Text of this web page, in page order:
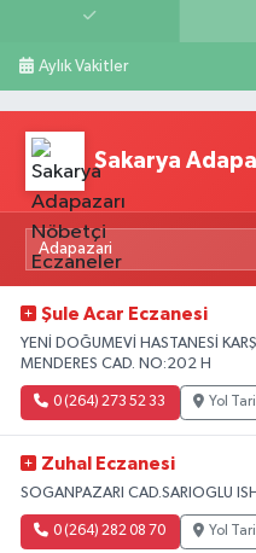
Aylık Vakitler
Sakarya
Şule Acar Eczanesi
YENİ DOĞUMEVİ HASTANESİ
MENDERES CAD. NO:202 H
0 (264) 273 52 33 Yol
Zuhal Eczanesi
SOGANPAZARI CAD.SARIOGLU
0 (264) 282 08 70 Yol